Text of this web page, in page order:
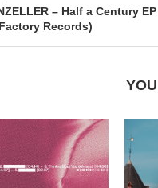
– Half a Century EP
Records)